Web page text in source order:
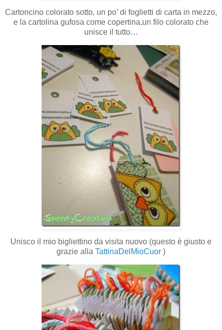
Cartoncino colorato sotto, un po’ di foglietti di carta in mezzo,
e la cartolina gufosa come copertina,un filo colorato che
unisce il tutto…
Unisco il mio bigliettino da visita nuovo (questo è giusto e
grazie alla TattinaDelMioCuor )